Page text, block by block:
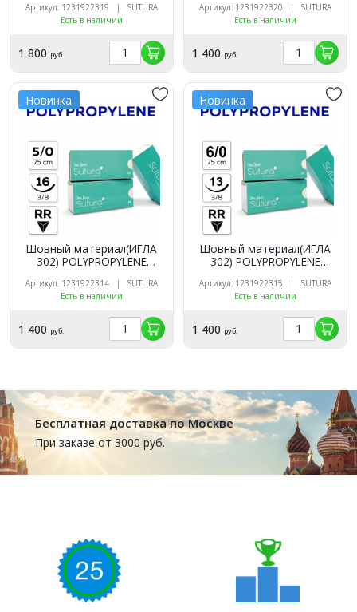
обр-реж (12 шт.). SUTURA
Артикул: 1231922319 | SUTURA
Есть в наличии
1 800 руб.
кол. (12 шт.). SUTURA
Артикул: 1231922320 | SUTURA
Есть в наличии
1 400 руб.
Новинка
Шовный материал(ИГЛА
302) POLYPROPYLENE
обр-реж (12 шт.). SUTURA
Артикул: 1231922314 | SUTURA
Есть в наличии
1 400 руб.
Новинка
Шовный материал(ИГЛА
302) POLYPROPYLENE
обр-реж (12 шт.). SUTURA
Артикул: 1231922315 | SUTURA
Есть в наличии
1 400 руб.
Бесплатная доставка по Москве
При заказе от 3000 руб.